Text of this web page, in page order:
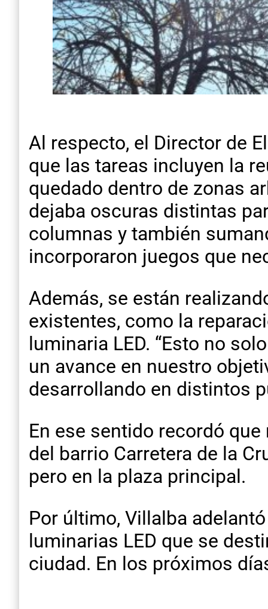
Al respecto, el Director de
que las tareas incluyen la
quedado dentro de zonas
dejaba oscuras distintas
columnas y también
incorporaron juegos que
Además, se están
existentes, como la
luminaria LED. “Esto no
un avance en nuestro
desarrollando en distintos
En ese sentido recordó
del barrio Carretera de la
pero en la plaza principal.
Por último, Villalba
luminarias LED que se
ciudad. En los próximos